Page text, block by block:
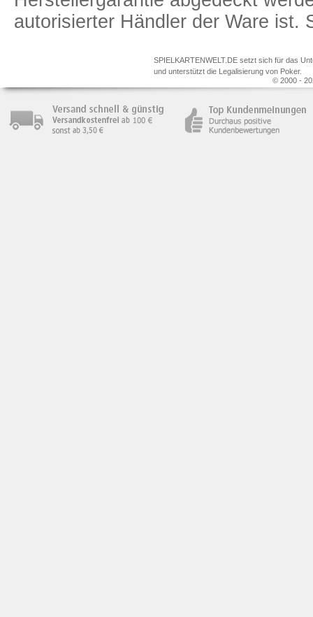
autorisierter Händler der Ware ist.
SPIELKARTENWELT.DE setzt sich für das
und unterstützt die Legalisierung von Poker.
© 2000 -